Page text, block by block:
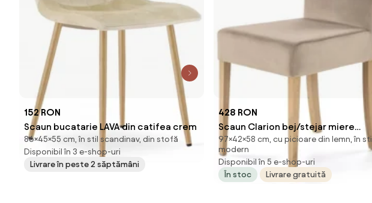
152 RON
Scaun bucatarie LAVA din catifea crem
86×45×55 cm, în stil scandinav, din stofă
Disponibil în 3 e-shop-uri
Livrare în peste 2 săptămâni
428 RON
Scaun Clarion bej/stejar miere
Monolith 09
97×42×58 cm, cu picioare din lemn, în stil
modern
Disponibil în 5 e-shop-uri
În stoc
Livrare gratuită